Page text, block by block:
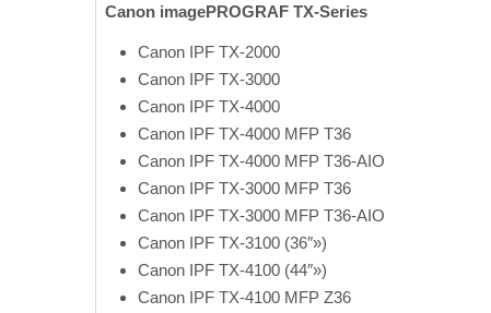
Canon imagePROGRAF TX-Series
Canon IPF TX-2000
Canon IPF TX-3000
Canon IPF TX-4000
Canon IPF TX-4000 MFP T36
Canon IPF TX-4000 MFP T36-AIO
Canon IPF TX-3000 MFP T36
Canon IPF TX-3000 MFP T36-AIO
Canon IPF TX-3100 (36″»)
Canon IPF TX-4100 (44″»)
Canon IPF TX-4100 MFP Z36